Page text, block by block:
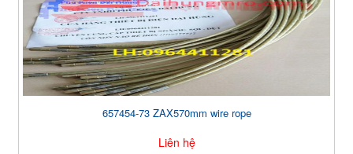
657454-73 ZAX570mm wire rope
Liên hệ